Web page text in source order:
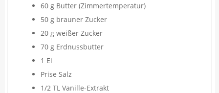
60 g Butter (Zimmertemperatur)
50 g brauner Zucker
20 g weißer Zucker
70 g Erdnussbutter
1 Ei
Prise Salz
1/2 TL Vanille-Extrakt